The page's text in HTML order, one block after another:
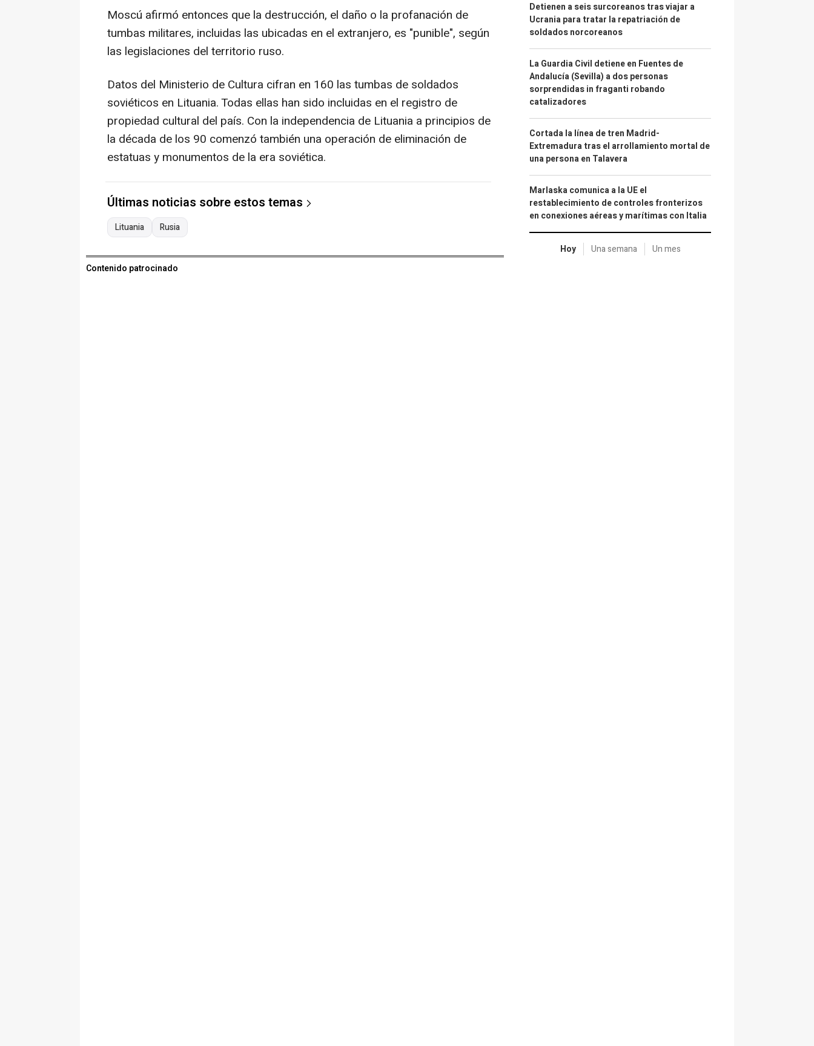
Moscú afirmó entonces que la destrucción, el daño o la profanación de
tumbas militares, incluidas las ubicadas en el extranjero, es "punible", según
las legislaciones del territorio ruso.
Datos del Ministerio de Cultura cifran en 160 las tumbas de soldados
soviéticos en Lituania. Todas ellas han sido incluidas en el registro de
propiedad cultural del país. Con la independencia de Lituania a principios de
la década de los 90 comenzó también una operación de eliminación de
estatuas y monumentos de la era soviética.
Últimas noticias sobre estos temas
Lituania Rusia
Contenido patrocinado
Detienen a seis surcoreanos tras viajar a
Ucrania para tratar la repatriación de
soldados norcoreanos
La Guardia Civil detiene en Fuentes de
Andalucía (Sevilla) a dos personas
sorprendidas in fraganti robando
catalizadores
Cortada la línea de tren Madrid-
Extremadura tras el arrollamiento mortal de
una persona en Talavera
Marlaska comunica a la UE el
restablecimiento de controles fronterizos
en conexiones aéreas y marítimas con Italia
Hoy Una semana Un mes